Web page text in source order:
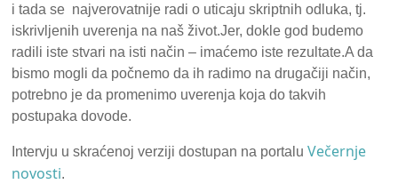
i tada se najverovatnije radi o uticaju skriptnih odluka, tj.
iskrivljenih uverenja na naš život.Jer, dokle god budemo
radili iste stvari na isti način – imaćemo iste rezultate.A da
bismo mogli da počnemo da ih radimo na drugačiji način,
potrebno je da promenimo uverenja koja do takvih
postupaka dovode.
Intervju u skraćenoj verziji dostupan na portaluVečernje
novosti.